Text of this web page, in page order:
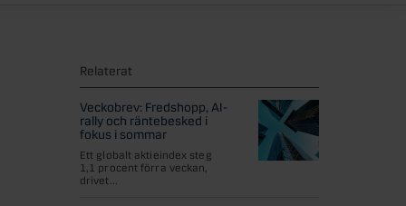
Relaterat
Veckobrev: Fredshopp, AI-
rally och räntebesked i
fokus i sommar
Ett globalt aktieindex steg
1,1 procent förra veckan,
drivet...